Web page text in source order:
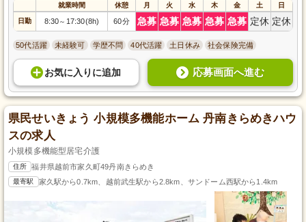
就業時間 休憩 月 火 水 木 金 土 日
日勤 8:30～ 17:30(8h) 60分 急募 急募 急募 急募 急募 定休 定休
50代活躍 未経験可 学歴不問 40代活躍 土日休み 社会保険完備
お気に入り に追加 応募画面へ進む
県民せいきょう 小規模多機能ホーム 丹南きらめきハウ
スの求人
小規模多機能型居宅介護
住所 福井県越前市家久町49丹南きらめき
最寄駅 家久駅から0.7km、越前武生駅から2.8km、サンドーム西駅から1.4km